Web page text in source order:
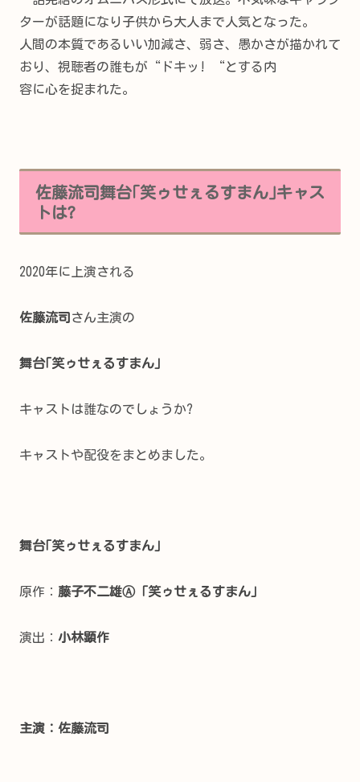
ターが話題になり子供から大人まで人気となった。
人間の本質であるいい加減さ、弱さ、愚かさが描かれて
おり、視聴者の誰もが“ドキッ! “とする内
容に心を捉まれた。
佐藤流司舞台｢笑ゥせぇるすまん｣キャス
トは?
2020年に上演される
佐藤流司 さん主演の
舞台｢笑ゥせぇるすまん｣
キャストは誰なのでしょうか?
キャストや配役をまとめました。
舞台｢笑ゥせぇるすまん｣
原作： 藤子不二雄Ⓐ「笑ゥせぇるすまん」
演出： 小林顕作
主演： 佐藤流司